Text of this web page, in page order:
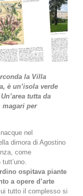
la Villa
è un’isola verde
tutta da
magari per
nel
dimora di Agostino
come
ospitava piante
a opere d’arte
tutto il complesso si